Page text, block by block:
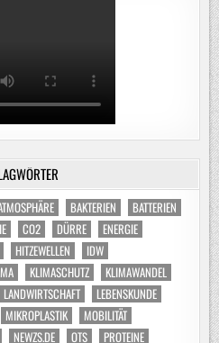
BAKTERIEN
BATTERIEN
CO2 DÜRRE
ENERGIE
HITZEWELLEN
IDW
KLIMASCHUTZ
KLIMAWANDEL
LANDWIRTSCHAFT
LEBENSKUNDE
MIKROPLASTIK
MOBILITÄT
NEWZS.DE OTS PROTEINE